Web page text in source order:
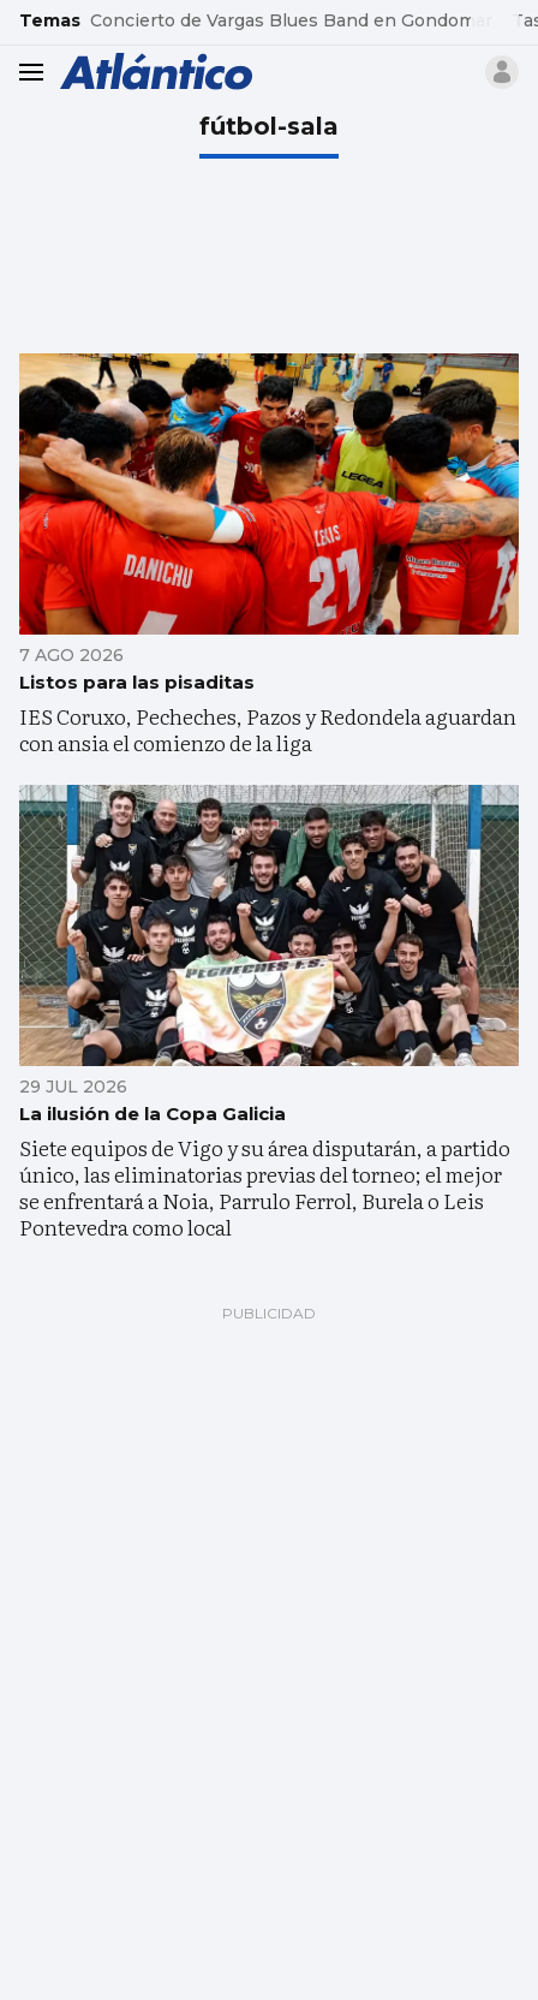
common.go-to-content
Temas Concierto de Vargas Blues Band en Gondomar
header.menu.open
fútbol-sala
7 AGO 2026
Listos para las pisaditas
IES Coruxo, Pecheches, Pazos y Redondela aguardan
con ansia el comienzo de la liga
29 JUL 2026
La ilusión de la Copa Galicia
Siete equipos de Vigo y su área disputarán, a partido
único, las eliminatorias previas del torneo; el mejor
se enfrentará a Noia, Parrulo Ferrol, Burela o Leis
Pontevedra como local